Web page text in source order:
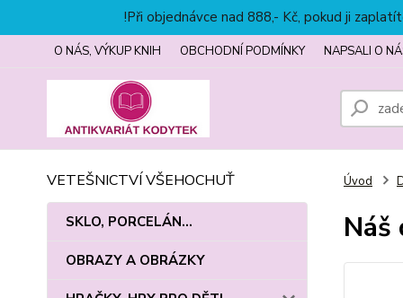
!Při objednávce nad 888,- Kč, pokud ji
O NÁS, VÝKUP KNIH OBCHODNÍ PODMÍNKY NAPSALI O
VETEŠNICTVÍ VŠEHOCHUŤ
SKLO, PORCELÁN...
OBRAZY A OBRÁZKY
Úvod
Náš